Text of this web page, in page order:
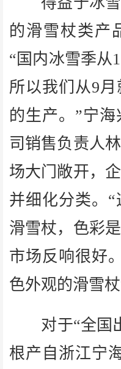
的滑雪杖类产
“国内冰雪季从
所以我们从9
的生产。”宁
司销售负责人
场大门敞开，
并细化分类。
滑雪杖，色彩
市场反响很好
色外观的滑雪杖
对于“全国出
根产自浙江宁